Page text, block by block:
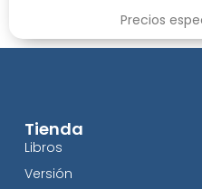
Precios
Tienda
Libros
Versión